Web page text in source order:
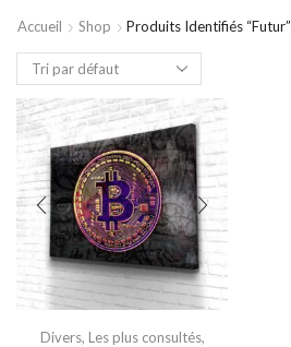
Accueil Shop Produits Identifiés “futur”
Divers, Les plus consultés,